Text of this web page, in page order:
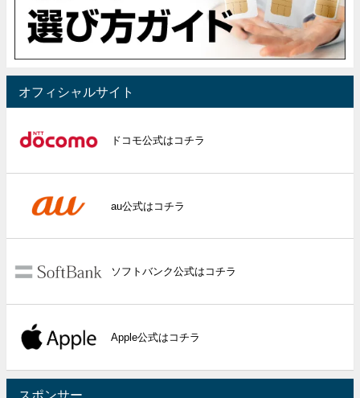
オフィシャルサイト
ドコモ公式はコチラ
au公式はコチラ
ソフトバンク公式はコチラ
Apple公式はコチラ
スポンサー